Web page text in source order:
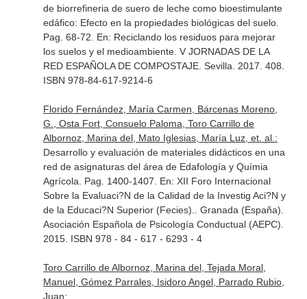
de biorrefineria de suero de leche como bioestimulante
edáfico: Efecto en la propiedades biológicas del suelo.
Pag. 68-72. En: Reciclando los residuos para mejorar
los suelos y el medioambiente. V JORNADAS DE LA
RED ESPAÑOLA DE COMPOSTAJE. Sevilla. 2017. 408.
ISBN 978-84-617-9214-6
Florido Fernández, María Carmen, Bárcenas Moreno,
G., Osta Fort, Consuelo Paloma, Toro Carrillo de
Albornoz, Marina del, Mato Iglesias, María Luz, et. al.:
Desarrollo y evaluación de materiales didácticos en una
red de asignaturas del área de Edafología y Químia
Agrícola. Pag. 1400-1407. En: XII Foro Internacional
Sobre la Evaluaci?N de la Calidad de la Investig Aci?N y
de la Educaci?N Superior (Fecies).
. Granada (España).
Asociación Española de Psicología Conductual (AEPC).
2015. ISBN 978 - 84 - 617 - 6293 - 4
Toro Carrillo de Albornoz, Marina del, Tejada Moral,
Manuel, Gómez Parrales, Isidoro Angel, Parrado Rubio,
Juan: